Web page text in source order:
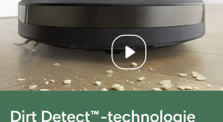
Play video
Dirt Detect™-technologie